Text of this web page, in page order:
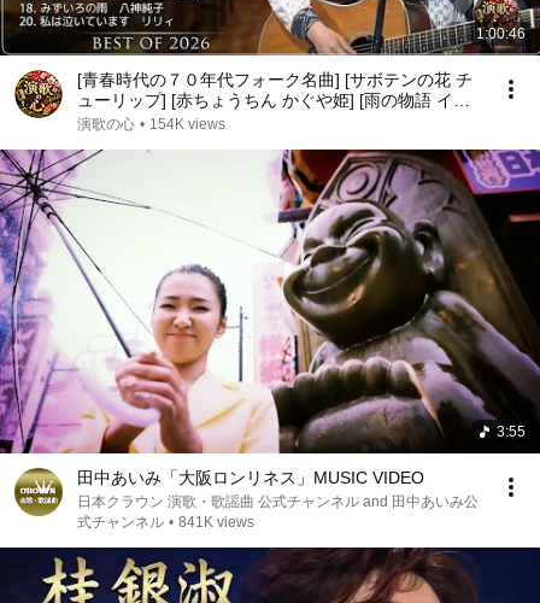
1:00:46
[青春時代の７０年代フォーク名曲] [サボテンの花 チ
ューリップ] [赤ちょうちん かぐや姫] [雨の物語 イル
カ] [落陽 よしだたくろう] [精霊流し グレープ] [ささ
演歌の心 • 154K views
3:55
田中あいみ「大阪ロンリネス」MUSIC VIDEO
日本クラウン 演歌・歌謡曲 公式チャンネル and 田中あいみ公
式チャンネル • 841K views